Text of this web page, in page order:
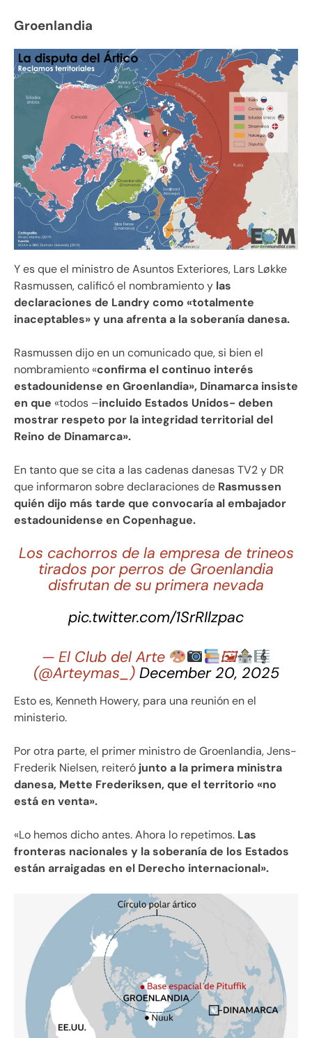
Groenlandia
Y es que el ministro de Asuntos Exteriores, Lars Løkke
Rasmussen, calificó el nombramiento y las
declaraciones de Landry como «totalmente
inaceptables» y una afrenta a la soberanía danesa.
Rasmussen dijo en un comunicado que, si bien el
nombramiento «confirma el continuo interés
estadounidense en Groenlandia», Dinamarca insiste
en que «todos –incluido Estados Unidos- deben
mostrar respeto por la integridad territorial del
Reino de Dinamarca».
En tanto que se cita a las cadenas danesas TV2 y DR
que informaron sobre declaraciones de Rasmussen
quién dijo más tarde que convocaría al embajador
estadounidense en Copenhague.
Los cachorros de la empresa de trineos
tirados por perros de Groenlandia
disfrutan de su primera nevada
pic.twitter.com/1SrRIlzpac
— El Club del Arte
🖼
(@Arteymas_) December 20, 2025
Esto es, Kenneth Howery, para una reunión en el
ministerio.
Por otra parte, el primer ministro de Groenlandia, Jens-
Frederik Nielsen, reiteró junto a la primera ministra
danesa, Mette Frederiksen, que el territorio «no
está en venta».
«Lo hemos dicho antes. Ahora lo repetimos. Las
fronteras nacionales y la soberanía de los Estados
están arraigadas en el Derecho internacional».